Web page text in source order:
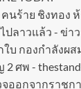
นร้าย ชิงทอง
ปลาวแล้ว - ข่า
ใบ กองกำลังผ
ศพ -
ออกจากราชก